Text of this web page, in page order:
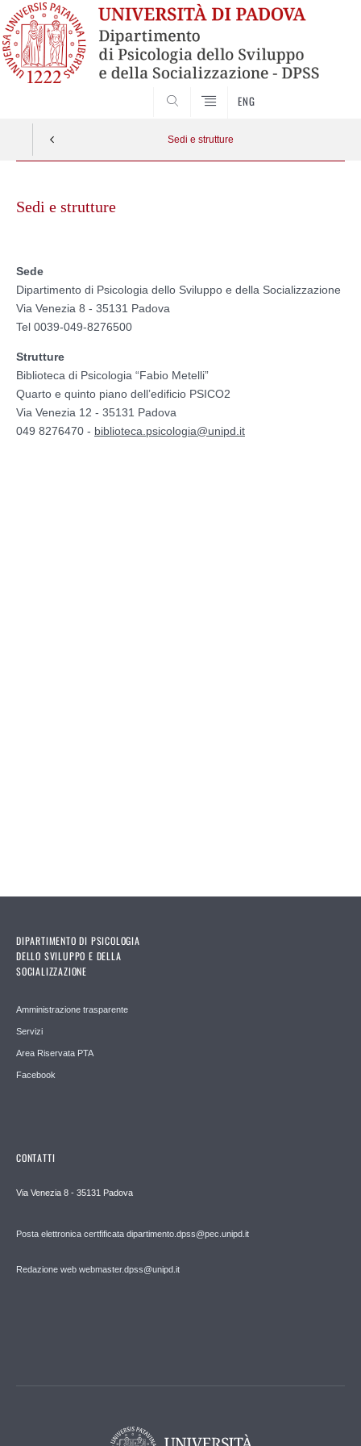
ENG
Sedi e strutture
contentSedi e strutture
Sede
Dipartimento di Psicologia dello Sviluppo e della Socializzazione
Via Venezia 8 - 35131 Padova
Tel 0039-049-8276500
Strutture
Biblioteca di Psicologia “Fabio Metelli”
Quarto e quinto piano dell’edificio PSICO2
Via Venezia 12 - 35131 Padova
049 8276470 - biblioteca.psicologia@unipd.it
DIPARTIMENTO DI PSICOLOGIA
DELLO SVILUPPO E DELLA
SOCIALIZZAZIONE
Amministrazione trasparente
Servizi
Area Riservata PTA
Facebook
CONTATTI
Via Venezia 8 - 35131 Padova
Posta elettronica certfificata dipartimento.dpss@pec.unipd.it
Redazione web webmaster.dpss@unipd.it